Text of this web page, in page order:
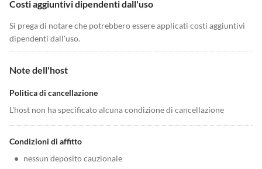
Costi aggiuntivi dipendenti dall'uso
Si prega di notare che potrebbero essere applicati costi aggiuntivi
dipendenti dall'uso.
Note dell'host
Politica di cancellazione
L'host non ha specificato alcuna condizione di cancellazione
Condizioni di affitto
• nessun deposito cauzionale